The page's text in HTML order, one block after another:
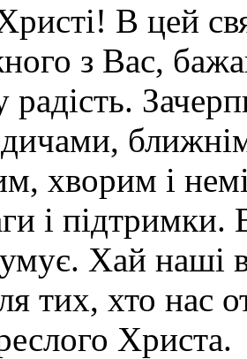
В цей
з Вас,
радість.
хворим і
і підтримки.
Хай наші
тих, хто нас
Христа.